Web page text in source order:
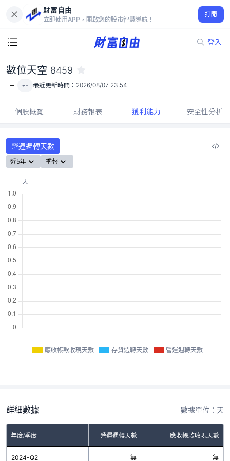
財富自由
立即使用APP，開啟您的股市智慧導航！
打開
登入
-
數位天空 8459
- - 最近更新時間： 2026/08/07 23:54
個股概覽 財務報表 獲利能力 安全性分析
營運週轉天數
近5年 季報
應收帳款收現天數 存貨週轉天數 營運週轉天數
詳細數據 數據單位：天
年度/季度
存貨週轉天數 營運週轉天數 應收帳款收現天數
2024-Q2 無 無